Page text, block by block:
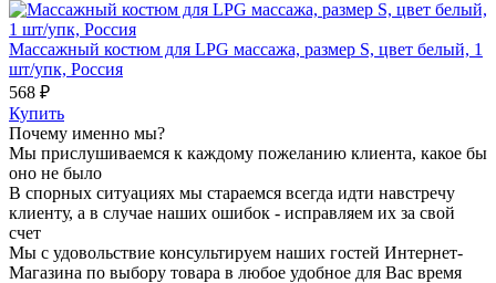
Массажный костюм для LPG массажа, размер S, цвет белый, 1
шт/упк, Россия
568 ₽
Купить
Почему именно мы?
Мы прислушиваемся к каждому пожеланию клиента, какое бы
оно не было
В спорных ситуациях мы стараемся всегда идти навстречу
клиенту, а в случае наших ошибок - исправляем их за свой
счет
Мы с удовольствие консультируем наших гостей Интернет-
Магазина по выбору товара в любое удобное для Вас время